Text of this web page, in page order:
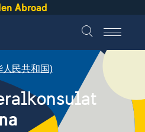
Abroad
民共和国)